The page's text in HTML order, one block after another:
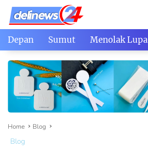
Skip
content
Depan Sumut Menolak Lupa
Home Blog
Blog